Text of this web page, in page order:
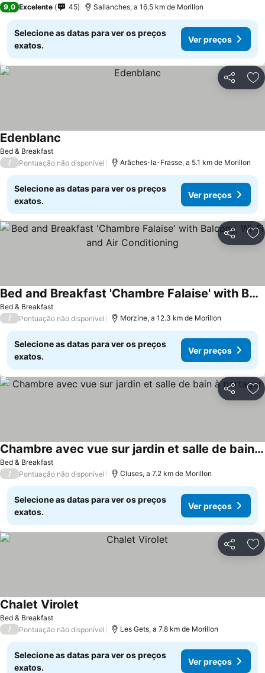
9,0 Excelente 45 Sallanches, a 16.5 km de Morillon
Selecione as datas para ver os preços
exatos.
Ver preços
Partilhar
Bed & Breakfast
Edenblanc
/ Pontuação não disponível Arâches-la-Frasse, a 5.1 km de Morillon
Selecione as datas para ver os preços
exatos.
Ver preços
Partilhar
Bed & Breakfast
Bed and Breakfast 'Chambre Falaise' with Balcony, Wi-Fi and Air Conditioning
Ver preços
/ Pontuação não disponível Morzine, a 12.3 km de Morillon
Selecione as datas para ver os preços
exatos.
Ver preços
Partilhar
Bed & Breakfast
Chambre avec vue sur jardin et salle de bain à partager
Ver preços
/ Pontuação não disponível Cluses, a 7.2 km de Morillon
Selecione as datas para ver os preços
exatos.
Ver preços
Partilhar
Bed & Breakfast
Chalet Virolet
/ Pontuação não disponível Les Gets, a 7.8 km de Morillon
Selecione as datas para ver os preços
exatos.
Ver preços